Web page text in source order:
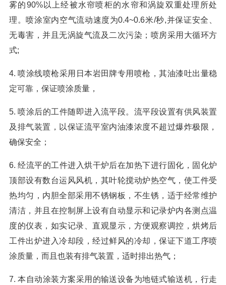
雾的90%以上经被水帘喷柜的水帘和涡旋双重处理所处
理。喷涂室内空气流动速度为0.4~0.6米/秒,并保证安全、
无毒害，并且无涡旋气流及二次污染；喷房采用大循环方
式;
4. 喷涂线喷枪采用日本岩田牌专用喷枪，其油漆吐出量稳
定可靠，保证喷涂质量，
5. 喷涂后的工件随即进入流平段。流平段设置有供风装置
及排气装置，以保证流平室内油漆浓度不超过爆炸极限，
确保安全；
6. 经流平的工件进入烘干炉后在加热下进行固化，固化炉
顶部设有数台运风风机，其叶轮搅动炉热空气，使工件受
热均匀，内胆全部采用不锈钢板，不生锈，适于经常维护
清洁，并且在控制屏上设有自动显示和记录炉内各测点温
度的仪表，如实记录、直观显示，方便观察调控，烘烤后
工件出炉进入冷却段，经过鲜风的冷却，保证下道工序喷
涂质量，而且也装有排气装置，适时排出热气；
7. 本自动涂装方案采用的输送设备为地链式输送机，行走